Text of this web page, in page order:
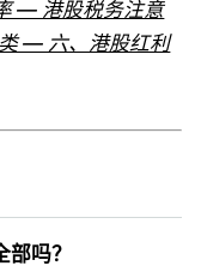
— 港股税务注意
— 六、港股红利
吗？